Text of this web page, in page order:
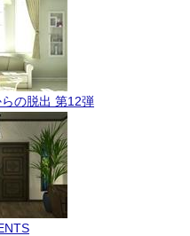
の脱出 第12弾